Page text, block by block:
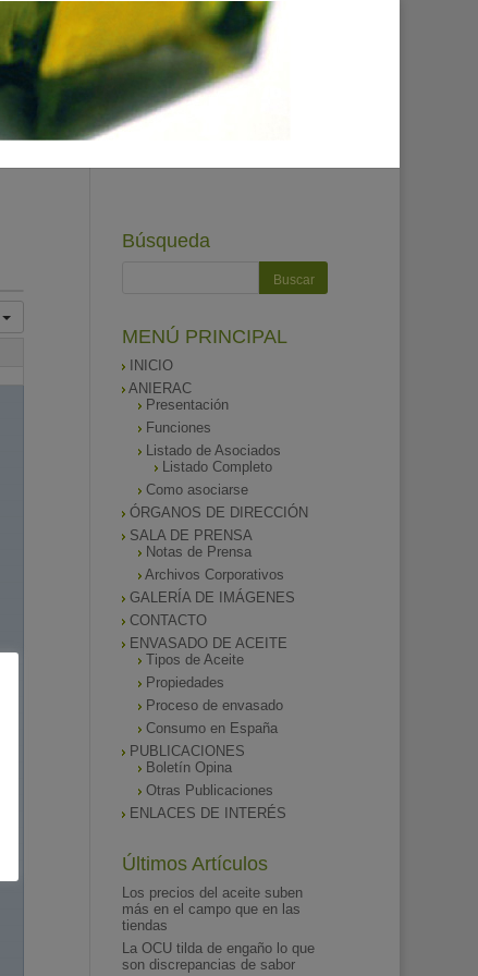
Búsqueda
MENÚ PRINCIPAL
INICIO
ANIERAC
Presentación
Funciones
Listado de Asociados
Listado Completo
Como asociarse
ÓRGANOS DE DIRECCIÓN
SALA DE PRENSA
Notas de Prensa
Archivos Corporativos
GALERÍA DE IMÁGENES
CONTACTO
ENVASADO DE ACEITE
Tipos de Aceite
Propiedades
Proceso de envasado
Consumo en España
PUBLICACIONES
Boletín Opina
Otras Publicaciones
ENLACES DE INTERÉS
Últimos Artículos
Los precios del aceite suben
más en el campo que en las
tiendas
La OCU tilda de engaño lo que
son discrepancias de sabor